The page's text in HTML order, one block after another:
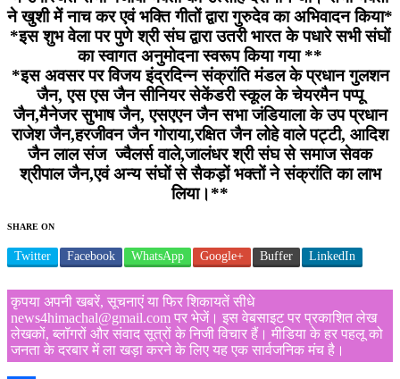
ने खुशी में नाच कर एवं भक्ति गीतों द्वारा गुरुदेव का अभिवादन किया*
*इस शुभ वेला पर पुणे श्री संघ द्वारा उतरी भारत के पधारे सभी संघों
का स्वागत अनुमोदना स्वरूप किया गया **
*इस अवसर पर विजय इंद्रदिन्न संक्रांति मंडल के प्रधान गुलशन
जैन, एस एस जैन सीनियर सेकेंडरी स्कूल के चेयरमैन पप्पू
जैन,मैनेजर सुभाष जैन, एसएएन जैन सभा जंडियाला के उप प्रधान
राजेश जैन,हरजीवन जैन गोराया,रक्षित जैन लोहे वाले पट्टी, आदिश
जैन लाल संज ज्वैलर्स वाले,जालंधर श्री संघ से समाज सेवक
श्रीपाल जैन,एवं अन्य संघों से सैकड़ों भक्तों ने संक्रांति का लाभ
लिया।**
SHARE ON
Twitter Facebook WhatsApp Google+ Buffer LinkedIn
कृपया अपनी खबरें, सूचनाएं या फिर शिकायतें सीधे
news4himachal@gmail.com पर भेजें। इस वेबसाइट पर प्रकाशित लेख
लेखकों, ब्लॉगरों और संवाद सूत्रों के निजी विचार हैं। मीडिया के हर पहलू को
जनता के दरबार में ला खड़ा करने के लिए यह एक सार्वजनिक मंच है।